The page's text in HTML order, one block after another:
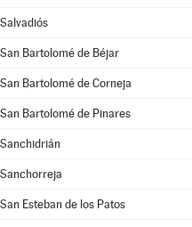
Salvadiós
San Bartolomé de Béjar
San Bartolomé de Corneja
San Bartolomé de Pinares
Sanchidrián
Sanchorreja
San Esteban de los Patos